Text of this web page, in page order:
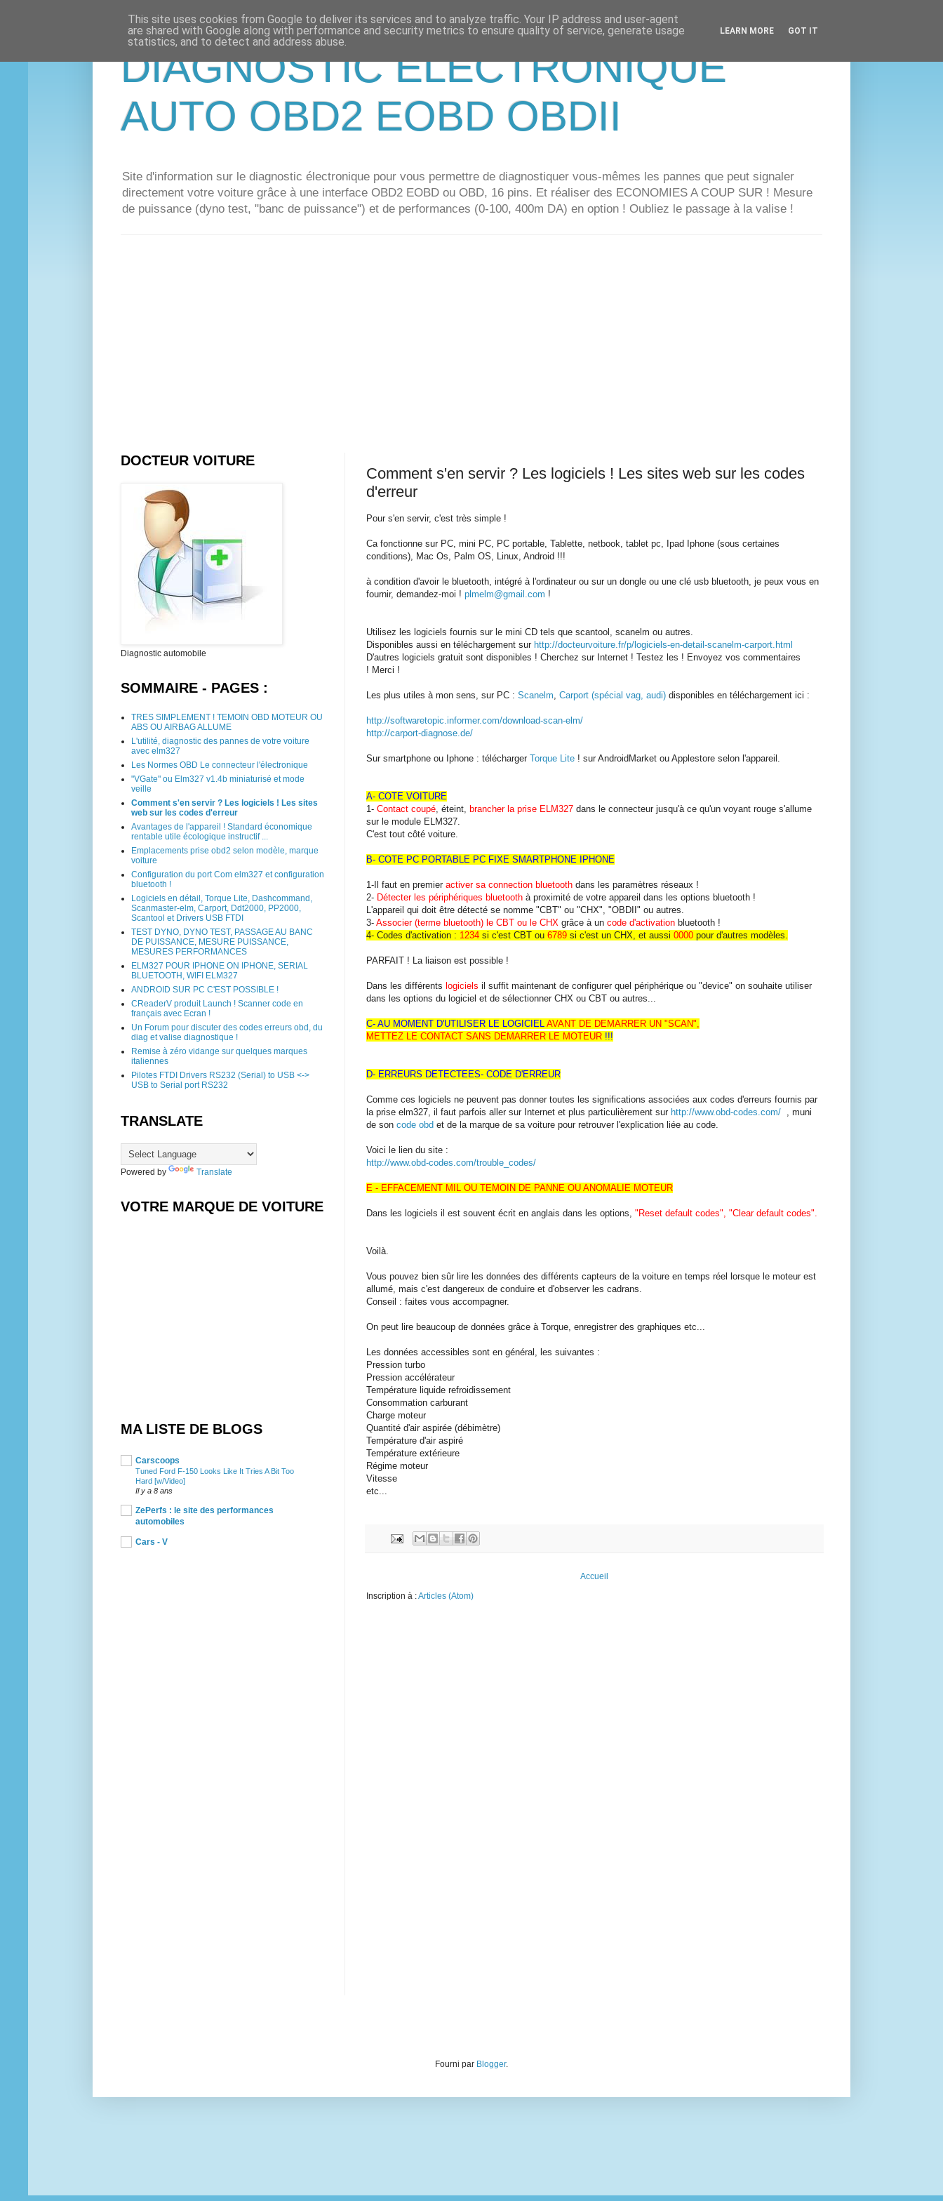
DIAGNOSTIC ELECTRONIQUE
AUTO OBD2 EOBD OBDII
Site d'information sur le diagnostic électronique pour vous permettre de diagnostiquer vous-mêmes les pannes que peut signaler
directement votre voiture grâce à une interface OBD2 EOBD ou OBD, 16 pins. Et réaliser des ECONOMIES A COUP SUR ! Mesure
de puissance (dyno test, "banc de puissance") et de performances (0-100, 400m DA) en option ! Oubliez le passage à la valise !
Comment s'en servir ? Les logiciels ! Les sites web sur les codes
d'erreur
Pour s'en servir, c'est très simple !
Ca fonctionne sur PC, mini PC, PC portable, Tablette, netbook, tablet pc, Ipad Iphone (sous certaines
conditions), Mac Os, Palm OS, Linux, Android !!!
à condition d'avoir le bluetooth, intégré à l'ordinateur ou sur un dongle ou une clé usb bluetooth, je peux vous en
fournir, demandez-moi ! plmelm@gmail.com !
Utilisez les logiciels fournis sur le mini CD tels que scantool, scanelm ou autres.
Disponibles aussi en téléchargement sur http://docteurvoiture.fr/p/logiciels-en-detail-scanelm-carport.html
D'autres logiciels gratuit sont disponibles ! Cherchez sur Internet ! Testez les ! Envoyez vos commentaires
! Merci !
Les plus utiles à mon sens, sur PC : Scanelm, Carport (spécial vag, audi) disponibles en téléchargement ici :
http://softwaretopic.informer.com/download-scan-elm/
http://carport-diagnose.de/
Sur smartphone ou Iphone : télécharger Torque Lite ! sur AndroidMarket ou Applestore selon l'appareil.
A- COTE VOITURE
1- Contact coupé, éteint, brancher la prise ELM327 dans le connecteur jusqu'à ce qu'un voyant rouge s'allume
sur le module ELM327.
C'est tout côté voiture.
B- COTE PC PORTABLE PC FIXE SMARTPHONE IPHONE
1-Il faut en premier activer sa connection bluetooth dans les paramètres réseaux !
2- Détecter les périphériques bluetooth à proximité de votre appareil dans les options bluetooth !
L'appareil qui doit être détecté se nomme "CBT" ou "CHX", "OBDII" ou autres.
3- Associer (terme bluetooth) le CBT ou le CHX grâce à un code d'activation bluetooth !
4- Codes d'activation : 1234 si c'est CBT ou 6789 si c'est un CHX, et aussi 0000 pour d'autres modèles.
PARFAIT ! La liaison est possible !
Dans les différents logiciels il suffit maintenant de configurer quel périphérique ou "device" on souhaite utiliser
dans les options du logiciel et de sélectionner CHX ou CBT ou autres...
C- AU MOMENT D'UTILISER LE LOGICIEL AVANT DE DEMARRER UN "SCAN",
METTEZ LE CONTACT SANS DEMARRER LE MOTEUR !!!
D- ERREURS DETECTEES- CODE D'ERREUR
Comme ces logiciels ne peuvent pas donner toutes les significations associées aux codes d'erreurs fournis par
la prise elm327, il faut parfois aller sur Internet et plus particulièrement sur http://www.obd-codes.com/ , muni
de son code obd et de la marque de sa voiture pour retrouver l'explication liée au code.
Voici le lien du site :
http://www.obd-codes.com/trouble_codes/
E - EFFACEMENT MIL OU TEMOIN DE PANNE OU ANOMALIE MOTEUR
Dans les logiciels il est souvent écrit en anglais dans les options, "Reset default codes", "Clear default codes".
Voilà.
Vous pouvez bien sûr lire les données des différents capteurs de la voiture en temps réel lorsque le moteur est
allumé, mais c'est dangereux de conduire et d'observer les cadrans.
Conseil : faites vous accompagner.
On peut lire beaucoup de données grâce à Torque, enregistrer des graphiques etc...
Les données accessibles sont en général, les suivantes :
Pression turbo
Pression accélérateur
Température liquide refroidissement
Consommation carburant
Charge moteur
Quantité d'air aspirée (débimètre)
Température d'air aspiré
Température extérieure
Régime moteur
Vitesse
etc...
Accueil
Inscription à :Articles (Atom)
DOCTEUR VOITURE
Diagnostic automobile
SOMMAIRE - PAGES :
TRES SIMPLEMENT ! TEMOIN OBD MOTEUR OU
ABS OU AIRBAG ALLUME
L'utilité, diagnostic des pannes de votre voiture
avec elm327
Les Normes OBD Le connecteur l'électronique
"VGate" ou Elm327 v1.4b miniaturisé et mode
veille
Comment s'en servir ? Les logiciels ! Les sites
web sur les codes d'erreur
Avantages de l'appareil ! Standard économique
rentable utile écologique instructif ...
Emplacements prise obd2 selon modèle, marque
voiture
Configuration du port Com elm327 et configuration
bluetooth !
Logiciels en détail, Torque Lite, Dashcommand,
Scanmaster-elm, Carport, Ddt2000, PP2000,
Scantool et Drivers USB FTDI
TEST DYNO, DYNO TEST, PASSAGE AU BANC
DE PUISSANCE, MESURE PUISSANCE,
MESURES PERFORMANCES
ELM327 POUR IPHONE ON IPHONE, SERIAL
BLUETOOTH, WIFI ELM327
ANDROID SUR PC C'EST POSSIBLE !
CReaderV produit Launch ! Scanner code en
français avec Ecran !
Un Forum pour discuter des codes erreurs obd, du
diag et valise diagnostique !
Remise à zéro vidange sur quelques marques
italiennes
Pilotes FTDI Drivers RS232 (Serial) to USB <->
USB to Serial port RS232
TRANSLATE
Powered by Translate
VOTRE MARQUE DE VOITURE
MA LISTE DE BLOGS
Carscoops
Tuned Ford F-150 Looks Like It Tries A Bit Too
Hard [w/Video]
Il y a 8 ans
ZePerfs : le site des performances
automobiles
Cars - V
Fourni par Blogger.
This site uses cookies from Google to deliver its services and to analyze traffic. Your IP address and user-agent
are shared with Google along with performance and security metrics to ensure quality of service, generate usage
statistics, and to detect and address abuse.
LEARN MORE GOT IT